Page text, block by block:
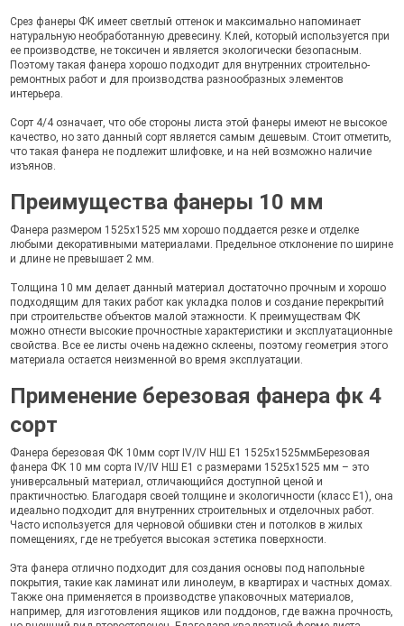
Срез фанеры ФК имеет светлый оттенок и максимально напоминает
натуральную необработанную древесину. Клей, который используется при
ее производстве, не токсичен и является экологически безопасным.
Поэтому такая фанера хорошо подходит для внутренних строительно-
ремонтных работ и для производства разнообразных элементов
интерьера.
Сорт 4/4 означает, что обе стороны листа этой фанеры имеют не высокое
качество, но зато данный сорт является самым дешевым. Стоит отметить,
что такая фанера не подлежит шлифовке, и на ней возможно наличие
изъянов.
Преимущества фанеры 10 мм
Фанера размером 1525х1525 мм хорошо поддается резке и отделке
любыми декоративными материалами. Предельное отклонение по ширине
и длине не превышает 2 мм.
Толщина 10 мм делает данный материал достаточно прочным и хорошо
подходящим для таких работ как укладка полов и создание перекрытий
при строительстве объектов малой этажности. К преимуществам ФК
можно отнести высокие прочностные характеристики и эксплуатационные
свойства. Все ее листы очень надежно склеены, поэтому геометрия этого
материала остается неизменной во время эксплуатации.
Применение березовая фанера фк 4
сорт
Фанера березовая ФК 10мм сорт IV/IV НШ Е1 1525х1525ммБерезовая
фанера ФК 10 мм сорта IV/IV НШ Е1 с размерами 1525х1525 мм – это
универсальный материал, отличающийся доступной ценой и
практичностью. Благодаря своей толщине и экологичности (класс Е1), она
идеально подходит для внутренних строительных и отделочных работ.
Часто используется для черновой обшивки стен и потолков в жилых
помещениях, где не требуется высокая эстетика поверхности.
Эта фанера отлично подходит для создания основы под напольные
покрытия, такие как ламинат или линолеум, в квартирах и частных домах.
Также она применяется в производстве упаковочных материалов,
например, для изготовления ящиков или поддонов, где важна прочность,